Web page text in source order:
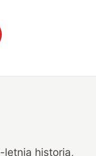
-letnią historią,